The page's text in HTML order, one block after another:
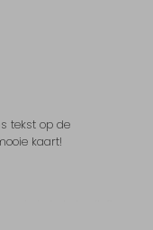
tekst op de
kaart!